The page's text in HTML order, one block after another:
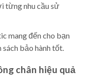
từng nhu cầu sử
mang đến cho bạn
bảo hành tốt.
chân hiệu quả